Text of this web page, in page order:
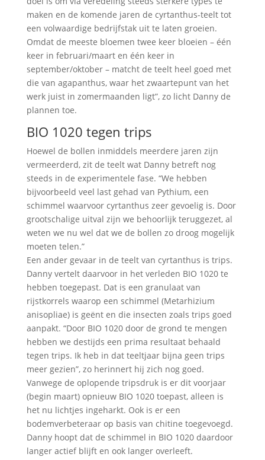
maken en de komende jaren de cyrtanthus-teelt tot
een volwaardige bedrijfstak uit te laten groeien.
Omdat de meeste bloemen twee keer bloeien – één
keer in februari/maart en één keer in
september/oktober – matcht de teelt heel goed met
die van agapanthus, waar het zwaartepunt van het
werk juist in zomermaanden ligt”, zo licht Danny de
plannen toe.
BIO 1020 tegen trips
Hoewel de bollen inmiddels meerdere jaren zijn
vermeerderd, zit de teelt wat Danny betreft nog
steeds in de experimentele fase. “We hebben
bijvoorbeeld veel last gehad van Pythium, een
schimmel waarvoor cyrtanthus zeer gevoelig is. Door
grootschalige uitval zijn we behoorlijk teruggezet, al
weten we nu wel dat we de bollen zo droog mogelijk
moeten telen.”
Een ander gevaar in de teelt van cyrtanthus is trips.
Danny vertelt daarvoor in het verleden BIO 1020 te
hebben toegepast. Dat is een granulaat van
rijstkorrels waarop een schimmel (Metarhizium
anisopliae) is geënt en die insecten zoals trips goed
aanpakt. “Door BIO 1020 door de grond te mengen
hebben we destijds een prima resultaat behaald
tegen trips. Ik heb in dat teeltjaar bijna geen trips
meer gezien”, zo herinnert hij zich nog goed.
Vanwege de oplopende tripsdruk is er dit voorjaar
(begin maart) opnieuw BIO 1020 toepast, alleen is
het nu lichtjes ingeharkt. Ook is er een
bodemverbeteraar op basis van chitine toegevoegd.
Danny hoopt dat de schimmel in BIO 1020 daardoor
langer actief blijft en ook langer overleeft.